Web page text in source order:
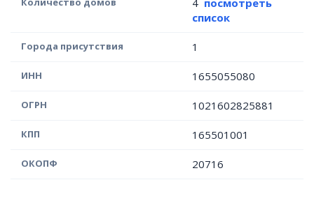
4 посмотреть
список
Города присутствия 1
ИНН 1655055080
ОГРН 1021602825881
КПП 165501001
ОКОПФ 20716